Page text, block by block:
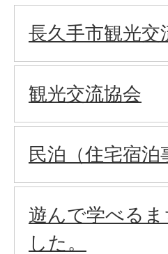
長久手市観光
観光交流協会
民泊（住宅宿
遊んで学べる
した。